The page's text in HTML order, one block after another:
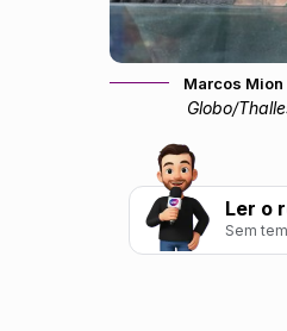
Marcos
Globo/
Ler o
Sem